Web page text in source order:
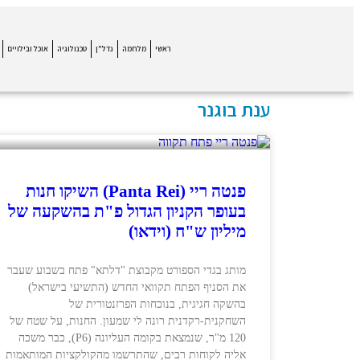
ראשי מלחמה נדל"ן טכנולוגיה אוכל ובילויים
ענת בוגנר
פנטה ריי (Panta Rei) השיקו חנות
בעופר הקניון הגדול פ"ת בהשקעה של
מיליון ש"ח (וידאו)
מותג בגדי הספורט מקבוצת "דלתא" פתח בשבוע שעבר
את הסניף הפתח תקוואי החדש (התשיעי בישראל)
בהשקה חגיגית, בנוכחות הפרזנטורית של
השחקנית-רקדנית רונה לי שמעון. החנות, על שטח של
120 מ"ר, שנמצאת בקומה העליונה (P6), כבר משכה
אליה לקוחות רבים, שהתרשמו מהקולקציות המותאמות